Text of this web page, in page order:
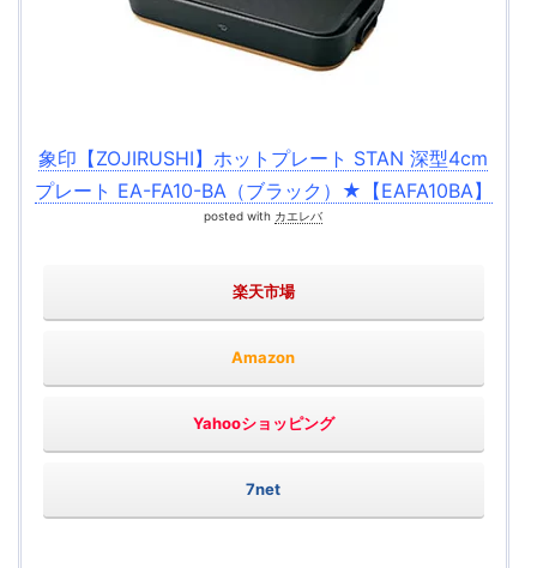
象印【ZOJIRUSHI】ホットプレート STAN 深型4cm
プレート EA-FA10-BA（ブラック）★【EAFA10BA】
posted with カエレバ
楽天市場
Amazon
Yahooショッピング
7net